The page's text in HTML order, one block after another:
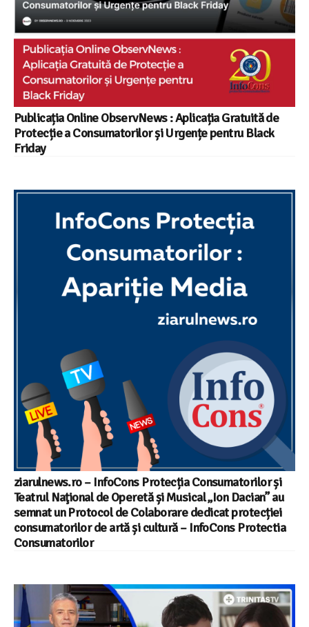
Publicația Online ObservNews : Aplicația Gratuită de
Protecție a Consumatorilor și Urgențe pentru Black
Friday
ziarulnews.ro – InfoCons Protecția Consumatorilor și
Teatrul Naţional de Operetă și Musical „Ion Dacian” au
semnat un Protocol de Colaborare dedicat protecției
consumatorilor de artă și cultură – InfoCons Protectia
Consumatorilor